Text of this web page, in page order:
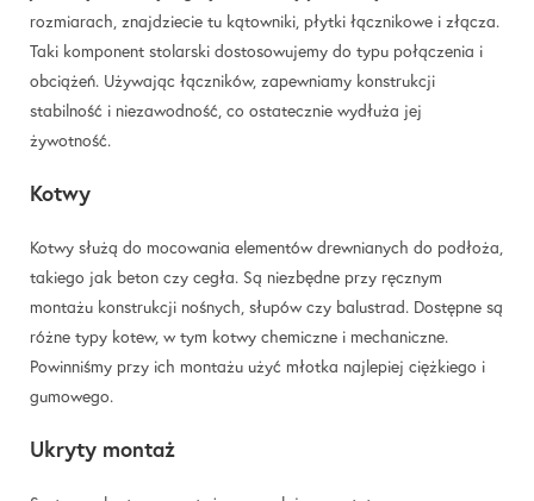
rozmiarach, znajdziecie tu kątowniki, płytki łącznikowe i złącza.
Taki komponent stolarski dostosowujemy do typu połączenia i
obciążeń. Używając łączników, zapewniamy konstrukcji
stabilność i niezawodność, co ostatecznie wydłuża jej
żywotność.
Kotwy
Kotwy służą do mocowania elementów drewnianych do podłoża,
takiego jak beton czy cegła. Są niezbędne przy ręcznym
montażu konstrukcji nośnych, słupów czy balustrad. Dostępne są
różne typy kotew, w tym kotwy chemiczne i mechaniczne.
Powinniśmy przy ich montażu użyć młotka najlepiej ciężkiego i
gumowego.
Ukryty montaż